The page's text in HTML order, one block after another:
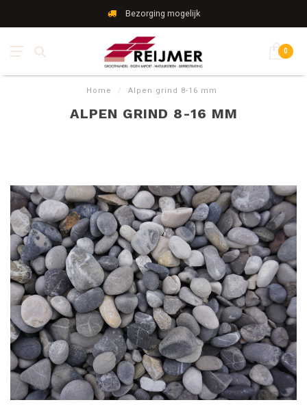
Bezorging mogelijk
0
Home / Alpen grind 8-16 mm
ALPEN GRIND 8-16 MM